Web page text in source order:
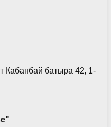
Кабанбай батыра 42, 1-